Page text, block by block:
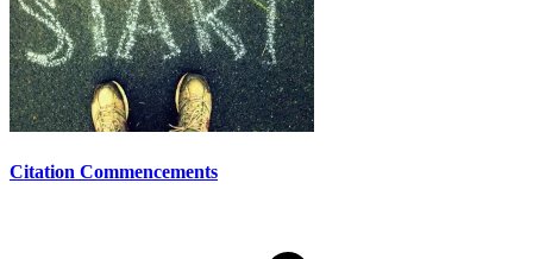
Citation Commencements